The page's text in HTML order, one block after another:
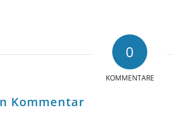
0
KOMMENTARE
Kommentar